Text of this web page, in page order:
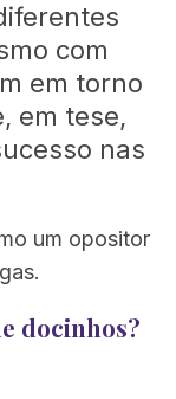
com
em torno
em tese,
nas
um opositor
docinhos?